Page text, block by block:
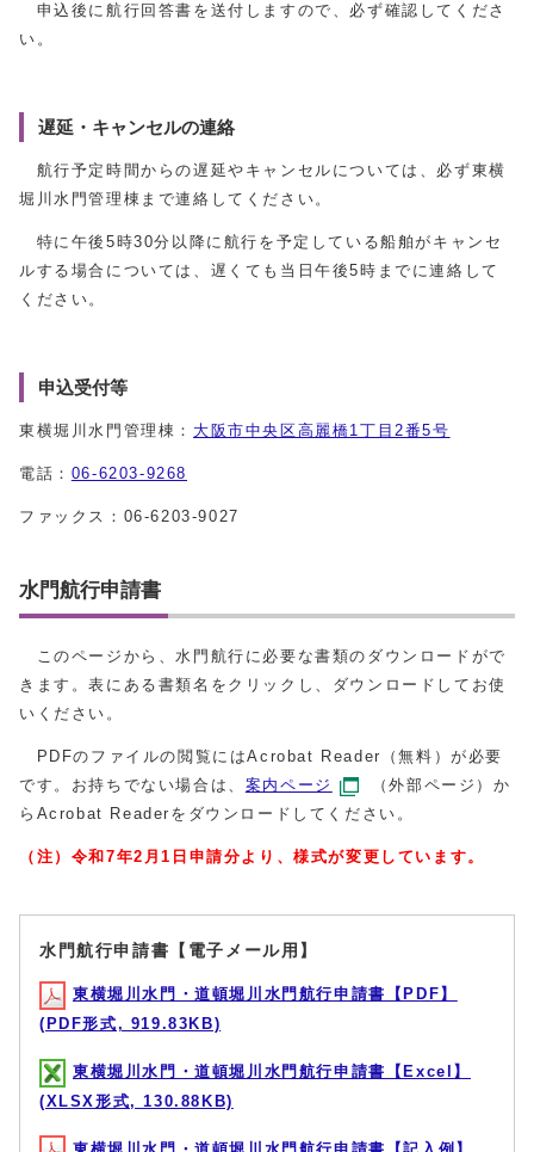
申込後に航行回答書を送付しますので、必ず確認してくださ
い。
遅延・キャンセルの連絡
航行予定時間からの遅延やキャンセルについては、必ず東横
堀川水門管理棟まで連絡してください。
特に午後5時30分以降に航行を予定している船舶がキャンセ
ルする場合については、遅くても当日午後5時までに連絡して
ください。
申込受付等
東横堀川水門管理棟： 大阪市中央区高麗橋1丁目2番5号
電話： 06-6203-9268
ファックス：06-6203-9027
水門航行申請書
このページから、水門航行に必要な書類のダウンロードがで
きます。表にある書類名をクリックし、ダウンロードしてお使
いください。
PDFのファイルの閲覧にはAcrobat Reader（無料）が必要
です。お持ちでない場合は、 案内ページ
（外部ページ）か
らAcrobat Readerをダウンロードしてください。
（注）令和7年2月1日申請分より、様式が変更しています。
水門航行申請書【電子メール用】
東横堀川水門・道頓堀川水門航行申請書【PDF】
(PDF形式, 919.83KB)
東横堀川水門・道頓堀川水門航行申請書【Excel】
(XLSX形式, 130.88KB)